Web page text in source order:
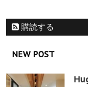
購読する
NEW POST